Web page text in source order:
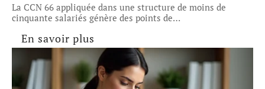
La CCN 66 appliquée dans une structure de moins de
cinquante salariés génère des points de…
En savoir plus